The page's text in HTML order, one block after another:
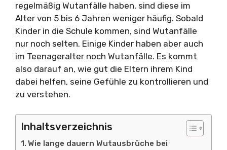
regelmäßig Wutanfälle haben, sind diese im
Alter von 5 bis 6 Jahren weniger häufig. Sobald
Kinder in die Schule kommen, sind Wutanfälle
nur noch selten. Einige Kinder haben aber auch
im Teenageralter noch Wutanfälle. Es kommt
also darauf an, wie gut die Eltern ihrem Kind
dabei helfen, seine Gefühle zu kontrollieren und
zu verstehen.
Inhaltsverzeichnis
Wie lange dauern Wutausbrüche bei